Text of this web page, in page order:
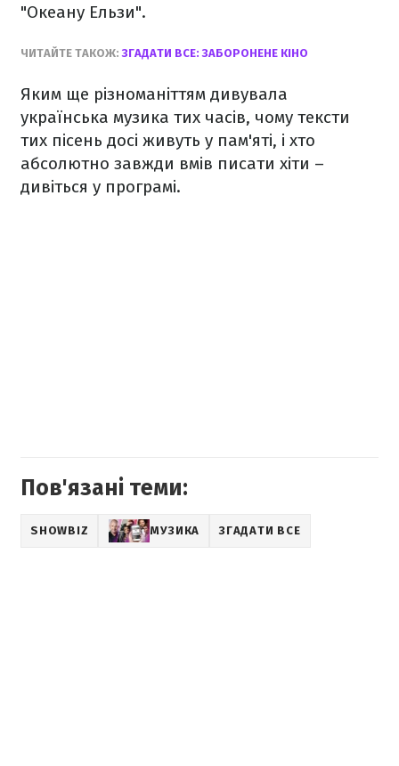
"Океану Ельзи".
ЧИТАЙТЕ ТАКОЖ:ЗГАДАТИ ВСЕ: ЗАБОРОНЕНЕ КІНО
Яким ще різноманіттям дивувала
українська музика тих часів, чому тексти
тих пісень досі живуть у пам'яті, і хто
абсолютно завжди вмів писати хіти –
дивіться у програмі.
Пов'язані теми:
SHOWBIZ МУЗИКА ЗГАДАТИ ВСЕ